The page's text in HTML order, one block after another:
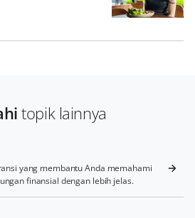
topik lainnya
yang membantu Anda memahami
finansial dengan lebih jelas.